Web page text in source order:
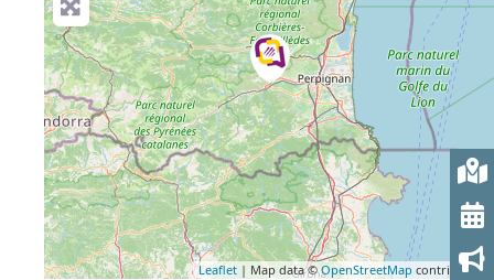
Leaflet | Map data ©OpenStreetMap contributors